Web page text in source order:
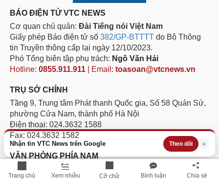
Trang chủ Xem nhiều Cỡ chữ Bình luận Chia sẻ
Nhận tin VTC News trên Google Theo dõi ×
BÁO ĐIỆN TỬ VTC NEWS
Cơ quan chủ quản: Đài Tiếng nói Việt Nam
Giấy phép Báo điện tử số 382/GP-BTTTT do Bộ Thông
tin Truyền thông cấp lại ngày 12/10/2023.
Phó Tổng biên tập phụ trách: Ngô Văn Hải
Hotline: 0855.911.911 | Email: toasoan@vtcnews.vn
TRỤ SỞ CHÍNH
Tầng 9, Trung tâm Phát thanh Quốc gia, Số 58 Quán Sứ,
phường Cửa Nam, thành phố Hà Nội
Điện thoại: 024.3632 1588
Fax: 024.3632 1582
VĂN PHÒNG PHÍA NAM
Lầu 11, tòa nhà VOV, số 7, đường Nguyễn Thị Minh Khai,